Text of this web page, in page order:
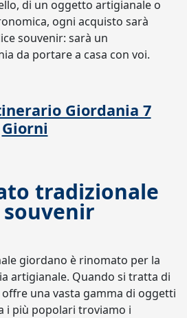
di un oggetto artigianale o
ogni acquisto sarà
souvenir: sarà un
da portare a casa con voi.
Giordania 7
Giorni
tradizionale
giordano è rinomato per la
artigianale. Quando si tratta di
una vasta gamma di oggetti
i più popolari troviamo i